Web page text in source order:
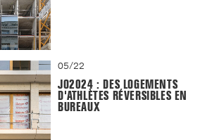
05/22
JO2024 : DES LOGEMENTS
D'ATHLÈTES RÉVERSIBLES EN
BUREAUX